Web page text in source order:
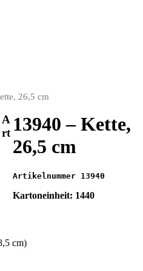
26,5 cm
13940 – Kette,
26,5 cm
Artikelnummer 13940
Kartoneinheit: 1440
A
rt
cm)